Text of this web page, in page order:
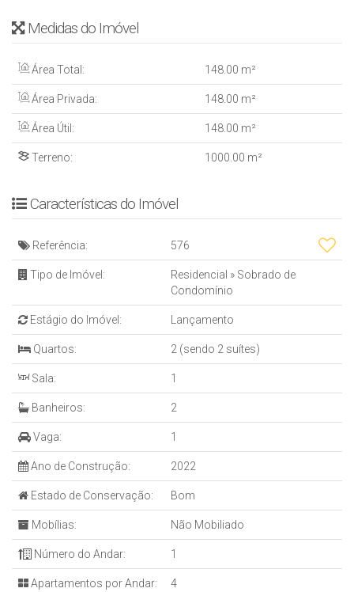
Medidas do Imóvel
Área Total: 148.00 m²
Área Privada: 148.00 m²
Área Útil: 148.00 m²
Terreno: 1000.00 m²
Características do Imóvel
Referência: 576
Tipo de Imóvel: Residencial » Sobrado de
Condomínio
Estágio do Imóvel: Lançamento
Quartos: 2 (sendo 2 suítes)
Sala: 1
Banheiros: 2
Vaga: 1
Ano de Construção: 2022
Estado de Conservação: Bom
Mobílias: Não Mobiliado
Número do Andar: 1
Apartamentos por Andar: 4